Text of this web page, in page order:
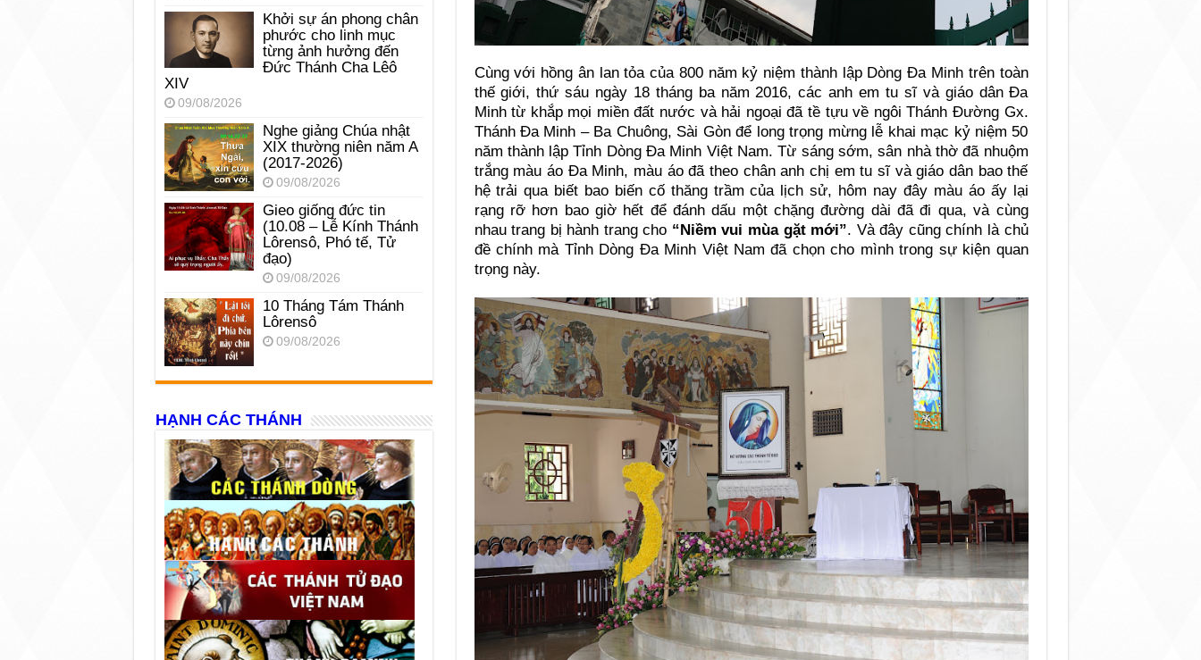
Cùng với hồng ân lan tỏa của 800 năm kỷ niệm thành lập Dòng Đa Minh trên toàn
thế giới, thứ sáu ngày 18 tháng ba năm 2016, các anh em tu sĩ và giáo dân Đa
Minh từ khắp mọi miền đất nước và hải ngoại đã tề tựu về ngôi Thánh Đường Gx.
Thánh Đa Minh – Ba Chuông, Sài Gòn để long trọng mừng lễ khai mạc kỷ niệm 50
năm thành lập Tỉnh Dòng Đa Minh Việt Nam. Từ sáng sớm, sân nhà thờ đã nhuộm
trắng màu áo Đa Minh, màu áo đã theo chân anh chị em tu sĩ và giáo dân bao thế
hệ trải qua biết bao biến cố thăng trầm của lịch sử, hôm nay đây màu áo ấy lại
rạng rỡ hơn bao giờ hết để đánh dấu một chặng đường dài đã đi qua, và cùng
nhau trang bị hành trang cho “Niềm vui mùa gặt mới”. Và đây cũng chính là chủ
đề chính mà Tỉnh Dòng Đa Minh Việt Nam đã chọn cho mình trong sự kiện quan
trọng này.
Khởi sự án phong chân
phước cho linh mục
từng ảnh hưởng đến
Đức Thánh Cha Lêô
XIV
09/08/2026
Nghe giảng Chúa nhật
XIX thường niên năm A
(2017-2026)
09/08/2026
Gieo giống đức tin
(10.08 – Lễ Kính Thánh
Lôrensô, Phó tế, Tử
đạo)
09/08/2026
10 Tháng Tám Thánh
Lôrensô
09/08/2026
HẠNH CÁC THÁNH